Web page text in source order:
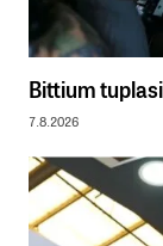
Bittium
7.8.2026